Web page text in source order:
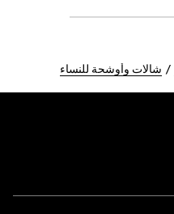
شالات وأوشحة للنساء